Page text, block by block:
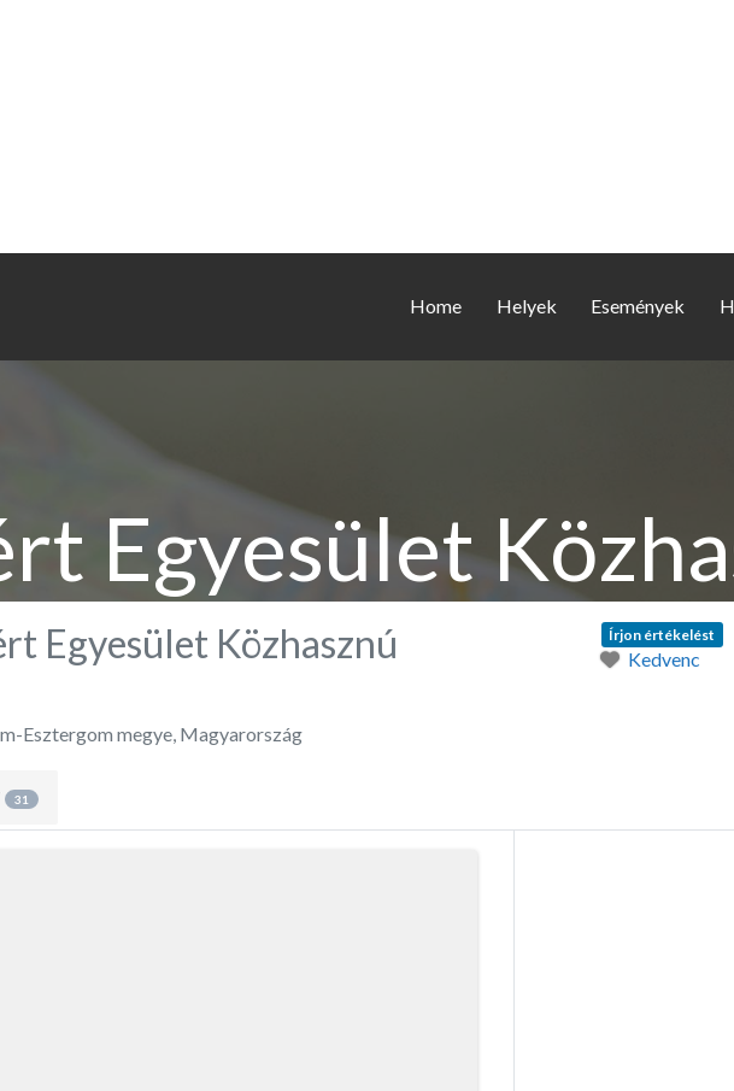
Home Helyek Események
Egyesület
Szervezet
Egyesület Közhasznú
Esztergom megye, Magyarország
31
Írjon értékelést
Kedvenc